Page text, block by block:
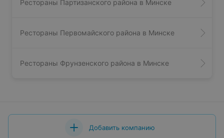
Рестораны Партизанского района в Минске
Рестораны Первомайского района в Минске
Рестораны Фрунзенского района в Минске
Добавить компанию